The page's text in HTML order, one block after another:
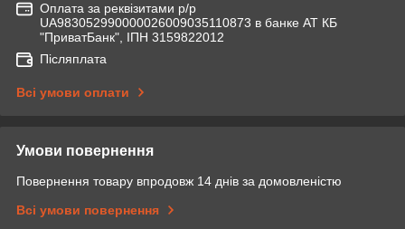
Оплата за реквізитами р/р
UA983052990000026009035110873 в банке АТ КБ
"ПриватБанк", ІПН 3159822012
Післяплата
Всі умови оплати
Умови повернення
Повернення товару впродовж 14 днів за домовленістю
Всі умови повернення